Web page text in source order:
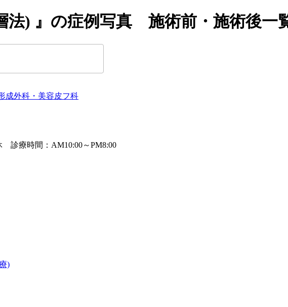
法) 』の症例写真 施術前・施術後一
)